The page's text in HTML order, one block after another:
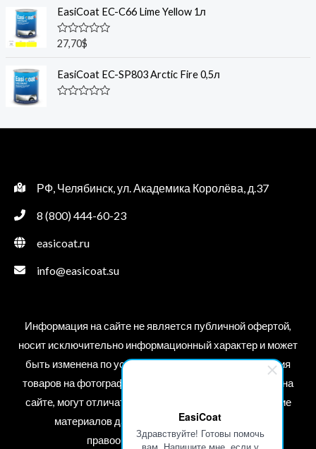
EasiCoat
Здравствуйте! Готовы помочь
o
f
5
e
0
o
u
o
f
5
EasiCoat EC-C66 Lime Yellow 1л
R
e
d
0
o
27,70$
EasiCoat EC-SP803 Arctic Fire 0,5л
t
o
5
РФ, Челябинск, ул. Академика Королёва, д.37
8 (800) 444-60-23
easicoat.ru
info@easicoat.su
Информация на сайте не является публичной офертой,
носит исключительно информационный характер и может
быть изменена по усмотрению компании. Изображения
товаров на фотографиях, представленных в каталоге на
сайте, могут отличаться от оригиналов. Использование
материалов данного сайта без разрешения
правообладателя запрещено.